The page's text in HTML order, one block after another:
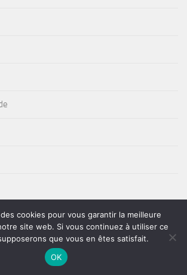
cookies pour vous garantir la meilleure
site web. Si vous continuez à utiliser ce
que vous en êtes satisfait.
OK